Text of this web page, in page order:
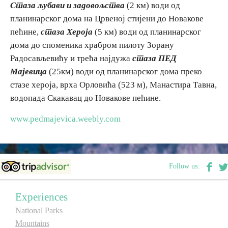
Events
Accommodation
Multimedia
Foto
E-Brochure
Explore Srpska
Стаза љубави и задовољства (2 км) води од
планинарског дома на Црвеној стијени до Новакове
пећине, стаза Хероја (5 км) води од планинарског
дома до споменика храбром пилоту Зорану
Радосављевићу и трећа најдужа стаза ПЕД
Мајевица (25км) води од планинарског дома преко
стазе хероја, врха Орловића (523 м), Манастира Тавна,
водопада Скакавац до Новакове пећине.
www.pedmajevica.weebly.com
Follow us:
Experiences
National Parks
Mountains